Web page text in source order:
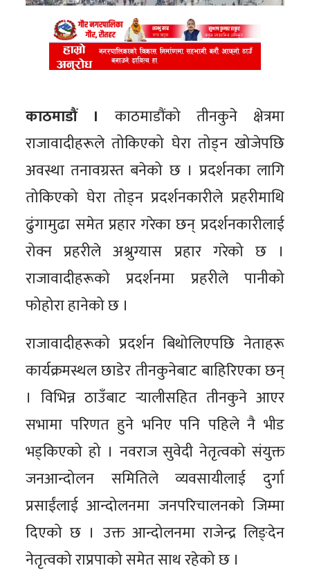
काठमाडौं । काठमाडौंको तीनकुने क्षेत्रमा
राजावादीहरूले तोकिएको घेरा तोड्न खोजेपछि
अवस्था तनावग्रस्त बनेको छ । प्रदर्शनका लागि
तोकिएको घेरा तोड्न प्रदर्शनकारीले प्रहरीमाथि
ढुंगामुढा समेत प्रहार गरेका छन् प्रदर्शनकारीलाई
रोक्न प्रहरीले अश्रुग्यास प्रहार गरेको छ ।
राजावादीहरूको प्रदर्शनमा प्रहरीले पानीको
फोहोरा हानेको छ ।
राजावादीहरूको प्रदर्शन बिथोलिएपछि नेताहरू
कार्यक्रमस्थल छाडेर तीनकुनेबाट बाहिरिएका छन्
। विभिन्न ठाउँबाट र्‍यालीसहित तीनकुने आएर
सभामा परिणत हुने भनिए पनि पहिले नै भीड
भड्किएको हो । नवराज सुवेदी नेतृत्वको संयुक्त
जनआन्दोलन समितिले व्यवसायीलाई दुर्गा
प्रसाईंलाई आन्दोलनमा जनपरिचालनको जिम्मा
दिएको छ । उक्त आन्दोलनमा राजेन्द्र लिङ्देन
नेतृत्वको राप्रपाको समेत साथ रहेको छ ।